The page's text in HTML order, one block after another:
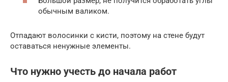
обычным валиком.
Отпадают волосинки с кисти, поэтому на стене будут
оставаться ненужные элементы.
Что нужно учесть до начала работ